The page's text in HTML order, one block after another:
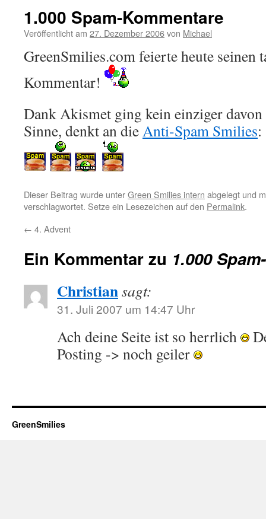
1.000 Spam-Kommentare
Veröffentlicht am 27. Dezember 2006von Michael
GreenSmilies.com feierte heute seinen
Kommentar!
Dank Akismet ging kein einziger
Sinne, denkt an dieAnti-Spam Smilies:
Dieser Beitrag wurde unterGreen Smilies intern abgelegt und
verschlagwortet. Setze ein Lesezeichen auf den Permalink.
← 4. Advent
Ein Kommentar zu 1.000
Christiansagt:
31. Juli 2007 um 14:47 Uhr
Ach deine Seite ist so herrlich
Posting -> noch geiler
GreenSmilies